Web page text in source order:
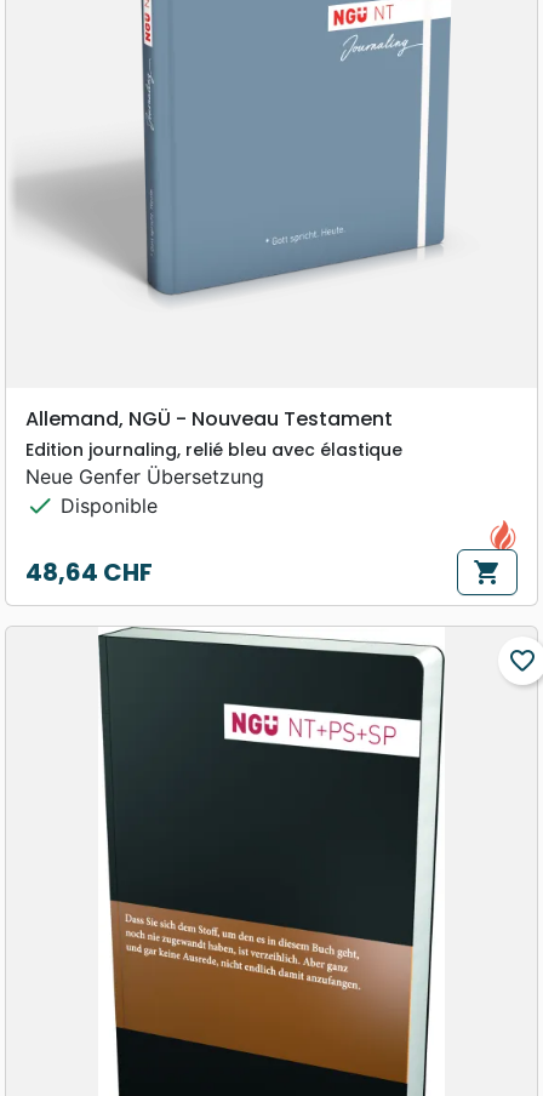
Allemand, NGÜ - Nouveau Testament
Edition journaling, relié bleu avec élastique
Neue Genfer Übersetzung
check Disponible
Prix
48,64 CHF shopping_cart
favorite_border